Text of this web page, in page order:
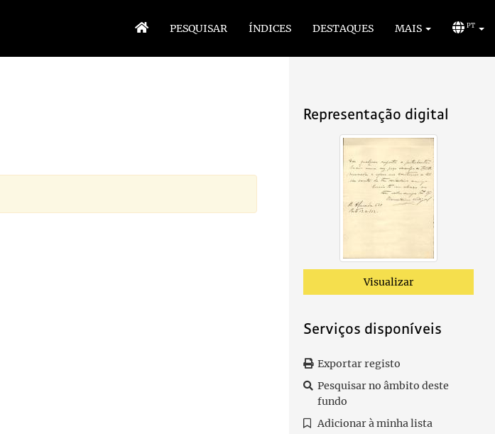
PESQUISAR ÍNDICES DESTAQUES MAIS PT
Representação digital
Visualizar
Serviços disponíveis
Exportar registo
Pesquisar no âmbito deste
fundo
Adicionar à minha lista